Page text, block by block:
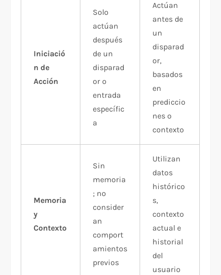
Iniciació
n de
Acción
Solo
actúan
después
de un
disparad
or o
entrada
específic
a​
Actúan
antes de
un
disparad
or,
basados
en
prediccio
nes o
contexto​
Memoria
y
Contexto
Sin
memoria
; no
consider
an
comport
amientos
previos​
Utilizan
datos
histórico
s,
contexto
actual e
historial
del
usuario​